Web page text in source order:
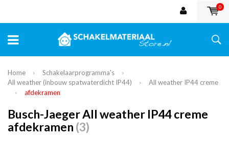
0
Home
Schakelaarprogramma's
All weather (inbouw spatwaterdicht IP44)
All weather IP44 creme
afdekramen
Busch-Jaeger All weather IP44 creme
afdekramen (3)